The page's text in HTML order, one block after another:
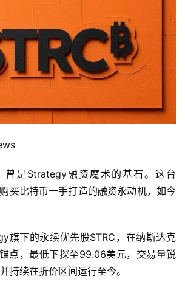
曾是Strategy融资魔术的基石。这台
买比特币一手打造的融资永动机，如今
旗下的永续优先股STRC，在纳斯达克
点，最低下探至99.06美元，交易量锐
持续在折价区间运行至今。